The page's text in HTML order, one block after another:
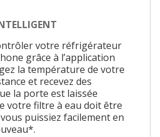
votre réfrigérateur
grâce à l’application
la température de votre
et recevez des
la porte est laissée
votre filtre à eau doit être
puissiez facilement en